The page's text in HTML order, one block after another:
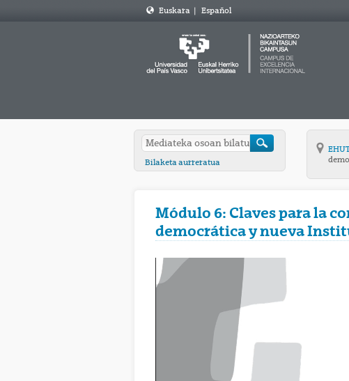
Euskara | Español
Bilaketa aurreratua
Módulo 6: Claves para la
democrática y nueva